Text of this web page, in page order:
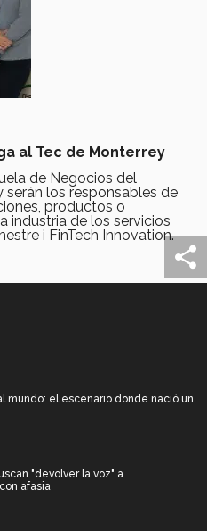
al Tec de Monterrey
de Negocios del
los responsables de
productos o
industria de los servicios
i FinTech Innovation.
mundo: el escenario donde nació un
"devolver la voz" a
afasia